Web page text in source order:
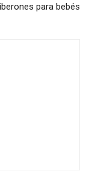
para bebés